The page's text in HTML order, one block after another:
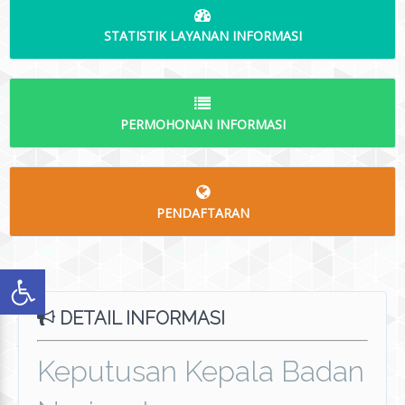
STATISTIK LAYANAN INFORMASI
PERMOHONAN INFORMASI
PENDAFTARAN
DETAIL INFORMASI
Keputusan Kepala Badan